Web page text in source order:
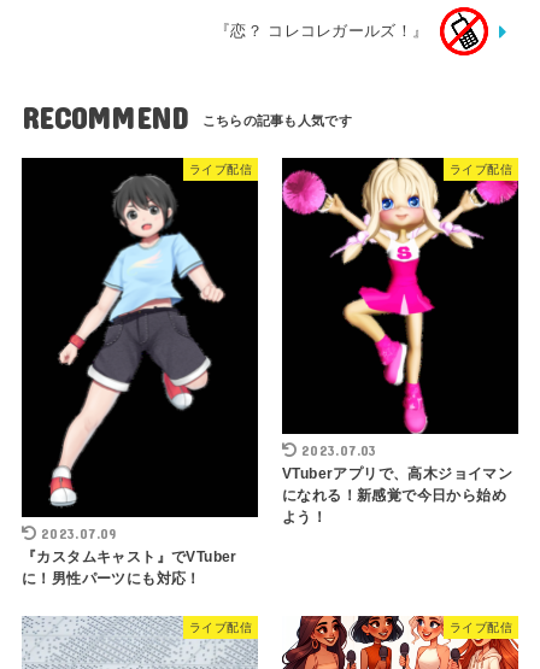
『恋？ コレコレガールズ！』
RECOMMEND
ライブ配信
2023.07.09
『カスタムキャスト』でVTuber
に！男性パーツにも対応！
ライブ配信
2023.07.03
VTuberアプリで、高木ジョイマン
になれる！新感覚で今日から始め
よう！
ライブ配信 ライブ配信